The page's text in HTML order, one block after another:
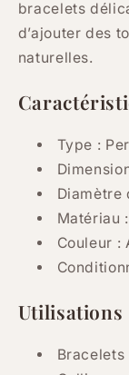
ou
100
bracelets
d’ajouter des
naturelles.
Type :
Diamètre
Matériau
Couleur :
Utilisations